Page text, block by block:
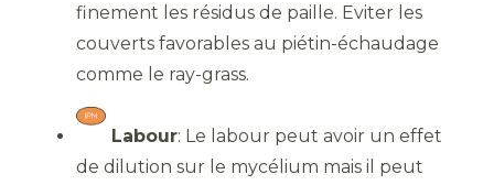
finement les résidus de paille. Eviter les
couverts favorables au piétin-échaudage
comme le ray-grass.
Labour: Le labour peut avoir un effet
de dilution sur le mycélium mais il peut